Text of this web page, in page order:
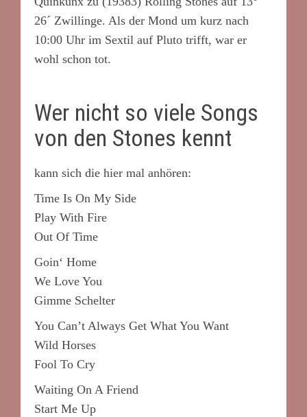
26´ Zwillinge. Als der Mond um kurz nach
10:00 Uhr im Sextil auf Pluto trifft, war er
wohl schon tot.
Wer nicht so viele Songs
von den Stones kennt
kann sich die hier mal anhören:
Time Is On My Side
Play With Fire
Out Of Time
Goin‘ Home
We Love You
Gimme Schelter
You Can’t Always Get What You Want
Wild Horses
Fool To Cry
Waiting On A Friend
Start Me Up